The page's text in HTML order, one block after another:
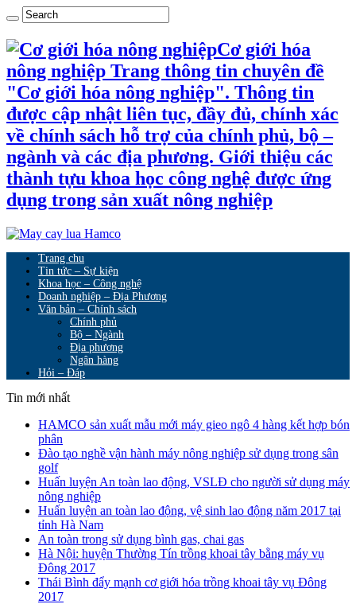
Cơ giới hóa
nông nghiệp Trang thông tin chuyên đề
"Cơ giới hóa nông nghiệp". Thông tin
được cập nhật liên tục, đầy đủ, chính xác
về chính sách hỗ trợ của chính phủ, bộ –
ngành và các địa phương. Giới thiệu các
thành tựu khoa học công nghệ được ứng
dụng trong sản xuất nông nghiệp
Trang chu
Tin tức – Sự kiện
Khoa học – Công nghệ
Doanh nghiệp – Địa Phương
Văn bản – Chính sách
Chính phủ
Bộ – Ngành
Địa phương
Ngân hàng
Hỏi – Đáp
Tin mới nhất
HAMCO sản xuất mẫu mới máy gieo ngô 4 hàng kết hợp bón
phân
Đào tạo nghề vận hành máy nông nghiệp sử dụng trong sân
golf
Huấn luyện An toàn lao động, VSLĐ cho người sử dụng máy
nông nghiệp
Huấn luyện an toàn lao động, vệ sinh lao động năm 2017 tại
tỉnh Hà Nam
An toàn trong sử dụng bình gas, chai gas
Hà Nội: huyện Thường Tín trồng khoai tây bằng máy vụ
Đông 2017
Thái Bình đẩy mạnh cơ giới hóa trồng khoai tây vụ Đông
2017